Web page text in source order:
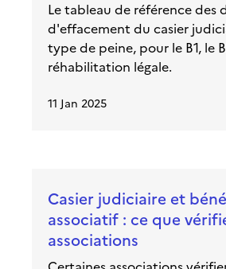
Le tableau de référence des
d'effacement du casier
type de peine, pour le B1, le
réhabilitation légale.
11 Jan 2025
Casier judiciaire et
associatif : ce que
associations